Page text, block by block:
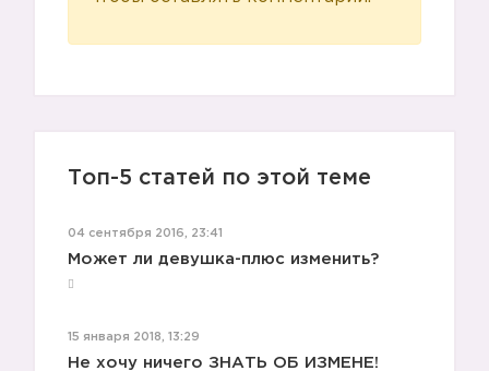
Топ-5 статей по этой теме
04 сентября 2016, 23:41
Может ли девушка-плюс изменить?
15 января 2018, 13:29
Не хочу ничего ЗНАТЬ ОБ ИЗМЕНЕ!